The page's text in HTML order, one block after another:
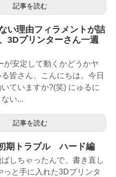
記事を読む
い理由フィラメントが詰
3Dプリンターさん一週
が安定して動くかどうかヤ
皆さん、こんにちは。今日
ていますか?(笑) にゅるに
い...
記事を読む
期トラブル ハード編
しちゃったんで、書き直し
っと手に入れた3Dプリンタ